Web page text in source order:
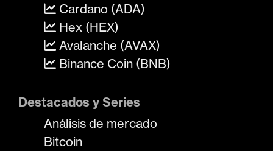
Cardano (ADA)
Hex (HEX)
Avalanche (AVAX)
Binance Coin (BNB)
Destacados y Series
Análisis de mercado
Bitcoin